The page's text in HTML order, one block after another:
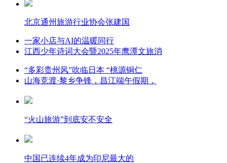
北京通州旅游行业协会张建国
一家小店与AI的温暖同行
江西少年诗词大会暨2025年鹰潭文旅消
“多彩贵州风”吹临日本 “桃源铜仁
山海竞渡·黎乡争锋，昌江端午假期，
“火山旅游”到底安不安全
中国已连续4年成为印尼最大的